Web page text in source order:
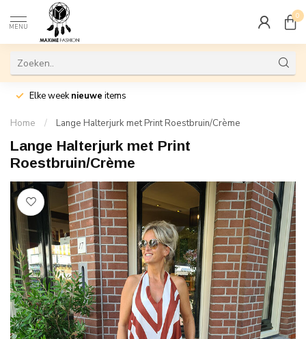
MENU
0
Elke weeknieuwe items
Home / Lange Halterjurk met Print Roestbruin/Crème
Lange Halterjurk met Print
Roestbruin/Crème